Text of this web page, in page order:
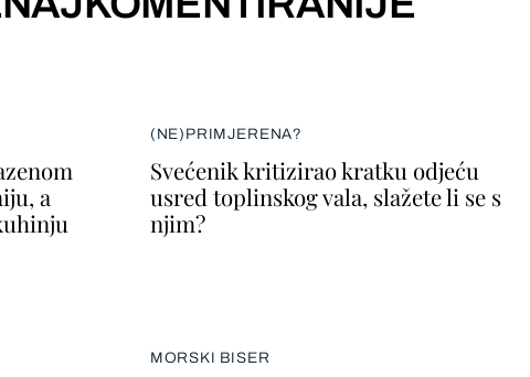
a
(NE)PRIMJERENA?
Svećenik kritizirao kratku odjeću
usred toplinskog vala, slažete li se s
njim?
MORSKI BISER